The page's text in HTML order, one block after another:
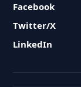
Facebook
Twitter/X
LinkedIn